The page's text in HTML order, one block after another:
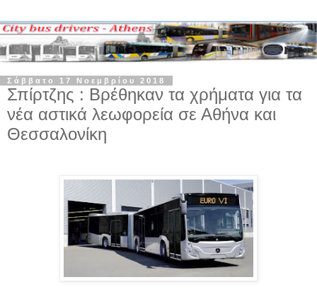
Σάββατο 17 Νοεμβρίου 2018
Σπίρτζης : Βρέθηκαν τα χρήματα για τα
νέα αστικά λεωφορεία σε Αθήνα και
Θεσσαλονίκη